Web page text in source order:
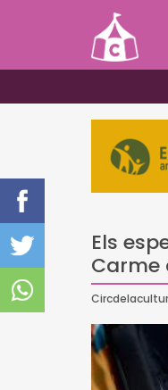
Els
Carme